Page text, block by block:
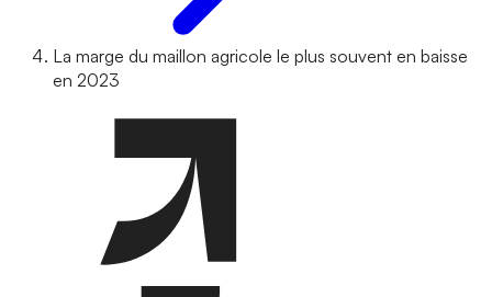
La marge du maillon agricole le plus souvent en baisse
en 2023